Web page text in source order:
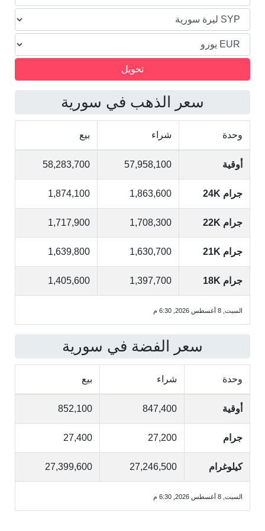
سعر الذهب في سورية
وحدة شراء بيع
أوقية 57,958,100
58,283,700
جرام 24K 1,863,600
1,874,100
جرام 22K 1,708,300
1,717,900
جرام 21K 1,630,700
1,639,800
جرام 18K 1,397,700
1,405,600
السبت, 8 أغسطس 2026, 6:30 م
سعر الفضة في سورية
وحدة شراء بيع
أوقية 847,400
852,100
جرام 27,200
27,400
كيلوغرام 27,246,500
27,399,600
السبت, 8 أغسطس 2026, 6:30 م